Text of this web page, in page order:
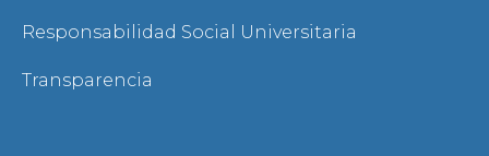
Responsabilidad Social Universitaria
Transparencia